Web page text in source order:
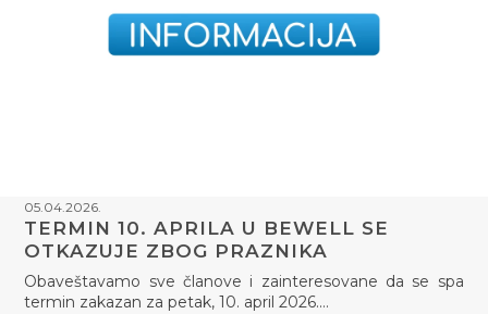
05.04.2026.
TERMIN 10. APRILA U BEWELL SE
OTKAZUJE ZBOG PRAZNIKA
Obaveštavamo sve članove i zainteresovane da se spa
termin zakazan za petak, 10. april 2026.…